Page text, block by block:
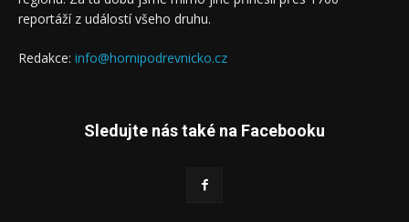
reportáží z událostí všeho druhu.
Redakce: info@hornipodrevnicko.cz
Sledujte nás také na Facebooku